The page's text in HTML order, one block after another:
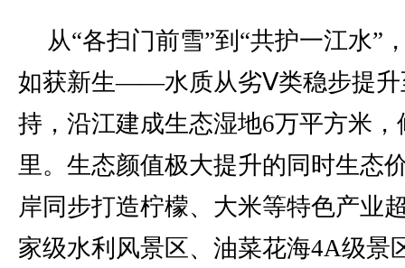
从“各扫门前雪”到“共护一江水”
如获新生——水质从劣Ⅴ类稳步提升
持，沿江建成生态湿地6万平方米，
里。生态颜值极大提升的同时生态
岸同步打造柠檬、大米等特色产业
家级水利风景区、油菜花海4A级景